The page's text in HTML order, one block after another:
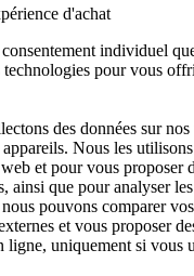
d'achat
individuel
technologies pour vous
des données sur
Nous les
et pour vous proposer
ainsi que pour analyser
pouvons comparer
et vous proposer
ligne, uniquement si vous